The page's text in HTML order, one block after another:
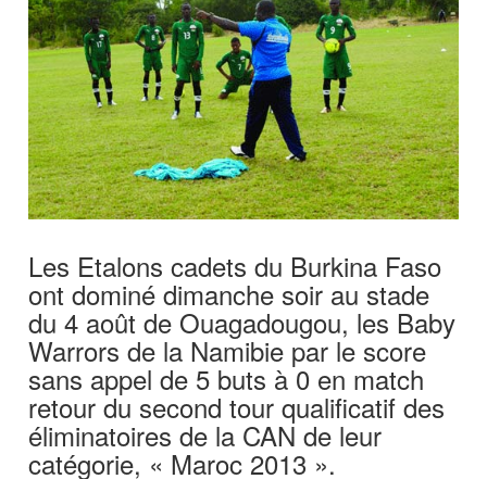
Les Etalons cadets du Burkina Faso
ont dominé dimanche soir au stade
du 4 août de Ouagadougou, les Baby
Warrors de la Namibie par le score
sans appel de 5 buts à 0 en match
retour du second tour qualificatif des
éliminatoires de la CAN de leur
catégorie, « Maroc 2013 ».